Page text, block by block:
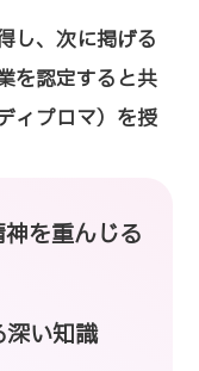
し、次に掲げる
を認定すると共
ィプロマ）を授
を重んじる
い知識